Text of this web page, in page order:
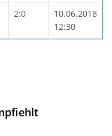
2:0
10.06.2018
12:30